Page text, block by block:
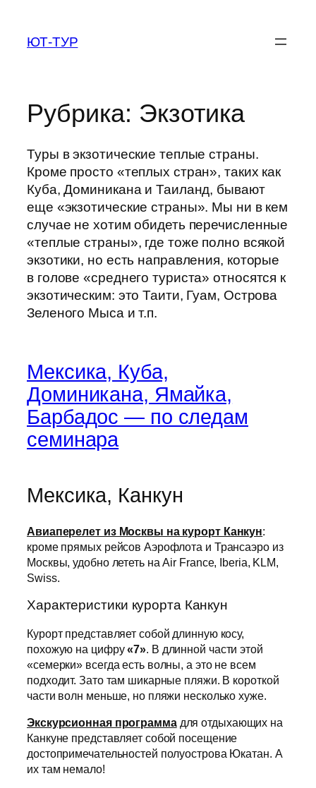
содержимому
ЮТ-ТУР
Рубрика: Экзотика
Туры в экзотические теплые страны.
Кроме просто «теплых стран», таких как
Куба, Доминикана и Таиланд, бывают
еще «экзотические страны». Мы ни в кем
случае не хотим обидеть перечисленные
«теплые страны», где тоже полно всякой
экзотики, но есть направления, которые
в голове «среднего туриста» относятся к
экзотическим: это Таити, Гуам, Острова
Зеленого Мыса и т.п.
Мексика, Куба,
Доминикана, Ямайка,
Барбадос — по следам
семинара
Мексика, Канкун
Авиаперелет из Москвы на курорт Канкун:
кроме прямых рейсов Аэрофлота и Трансаэро из
Москвы, удобно лететь на Air France, Iberia, KLM,
Swiss.
Характеристики курорта Канкун
Курорт представляет собой длинную косу,
похожую на цифру«7» . В длинной части этой
«семерки» всегда есть волны, а это не всем
подходит. Зато там шикарные пляжи. В короткой
части волн меньше, но пляжи несколько хуже.
Экскурсионная программадля отдыхающих на
Канкуне представляет собой посещение
достопримечательностей полуострова Юкатан. А
их там немало!